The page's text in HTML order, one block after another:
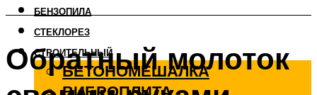
БЕНЗОПИЛА
СТЕКЛОРЕЗ
СТРОИТЕЛЬНЫЙ
БЕТОНОМЕШАЛКА
Обратный молоток